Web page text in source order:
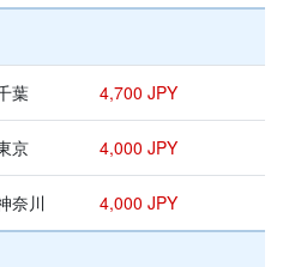
葉 4,700 JPY
京 4,000 JPY
奈川 4,000 JPY